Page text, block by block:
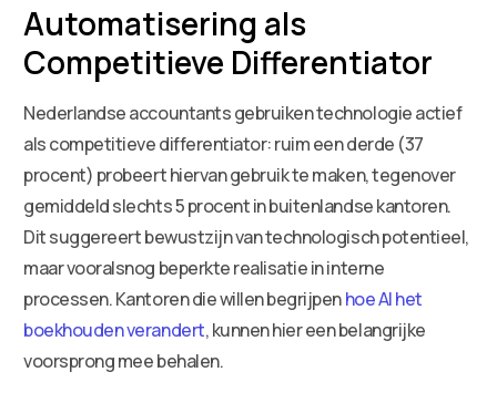
Automatisering als
Competitieve Differentiator
Nederlandse accountants gebruiken technologie actief
als competitieve differentiator: ruim een derde (37
procent) probeert hiervan gebruik te maken, tegenover
gemiddeld slechts 5 procent in buitenlandse kantoren.
Dit suggereert bewustzijn van technologisch potentieel,
maar vooralsnog beperkte realisatie in interne
processen. Kantoren die willen begrijpenhoe AI het
boekhouden verandert, kunnen hier een belangrijke
voorsprong mee behalen.